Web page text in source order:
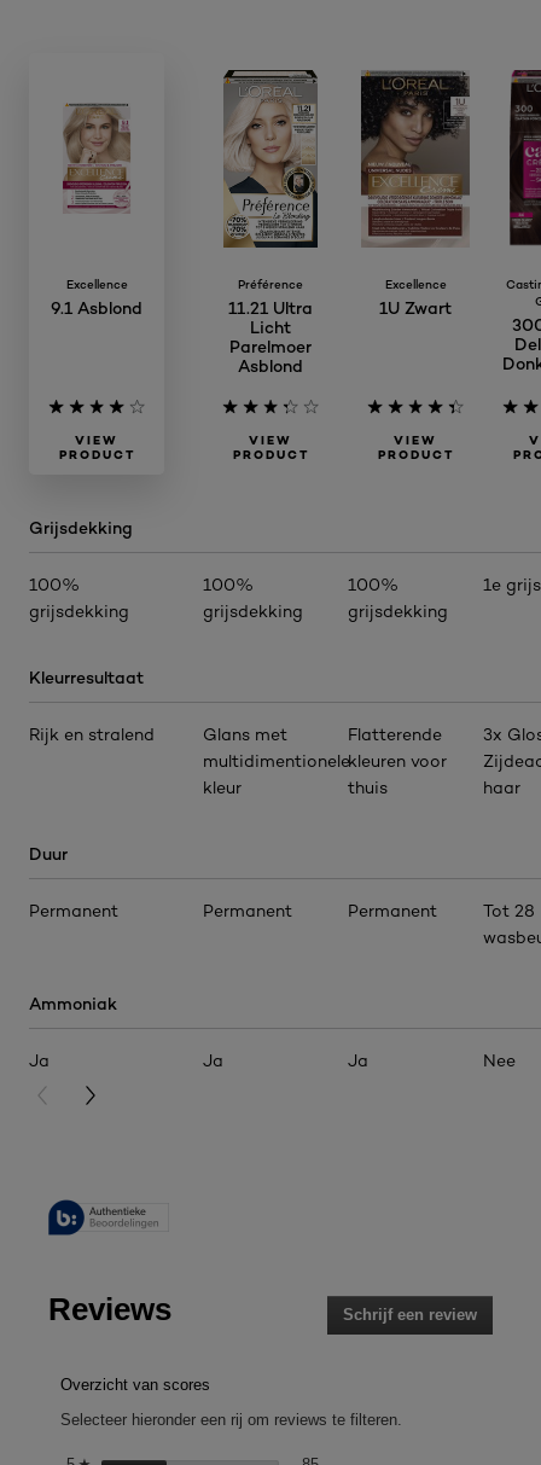
Excellence
9.1 Asblond
VIEW
PRODUCT
Grijsdekking
100%
grijsdekking
Kleurresultaat
Rijk en stralend
Duur
Permanent
Ammoniak
Ja
Préférence
11.21 Ultra
Licht
Parelmoer
Asblond
VIEW
PRODUCT
100%
grijsdekking
Glans met
multidimentionele
kleur
Permanent
Ja
Excellence
1U Zwart
VIEW
PRODUCT
100%
grijsdekking
Flatterende
kleuren voor
thuis
Permanent
Ja
1e
3x
haar
Tot 28
Nee
PREVIOUS CARD
NEXT CARD
Reviews Schrijf een review
Met
Overzicht van scores
Selecteer hieronder een rij om reviews te filteren.